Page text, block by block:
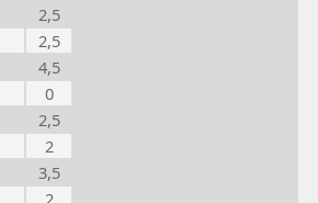
2,5
2,5
4,5
0
2,5
2
3,5
2